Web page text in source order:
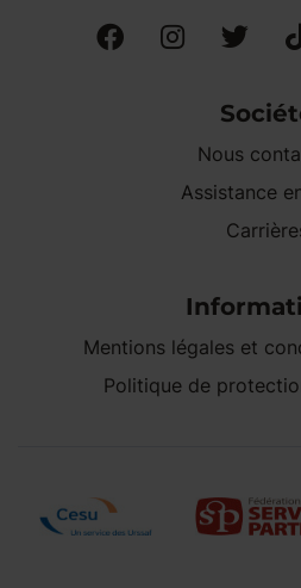
Nous
Assistance
Mentions légales et
Politique de